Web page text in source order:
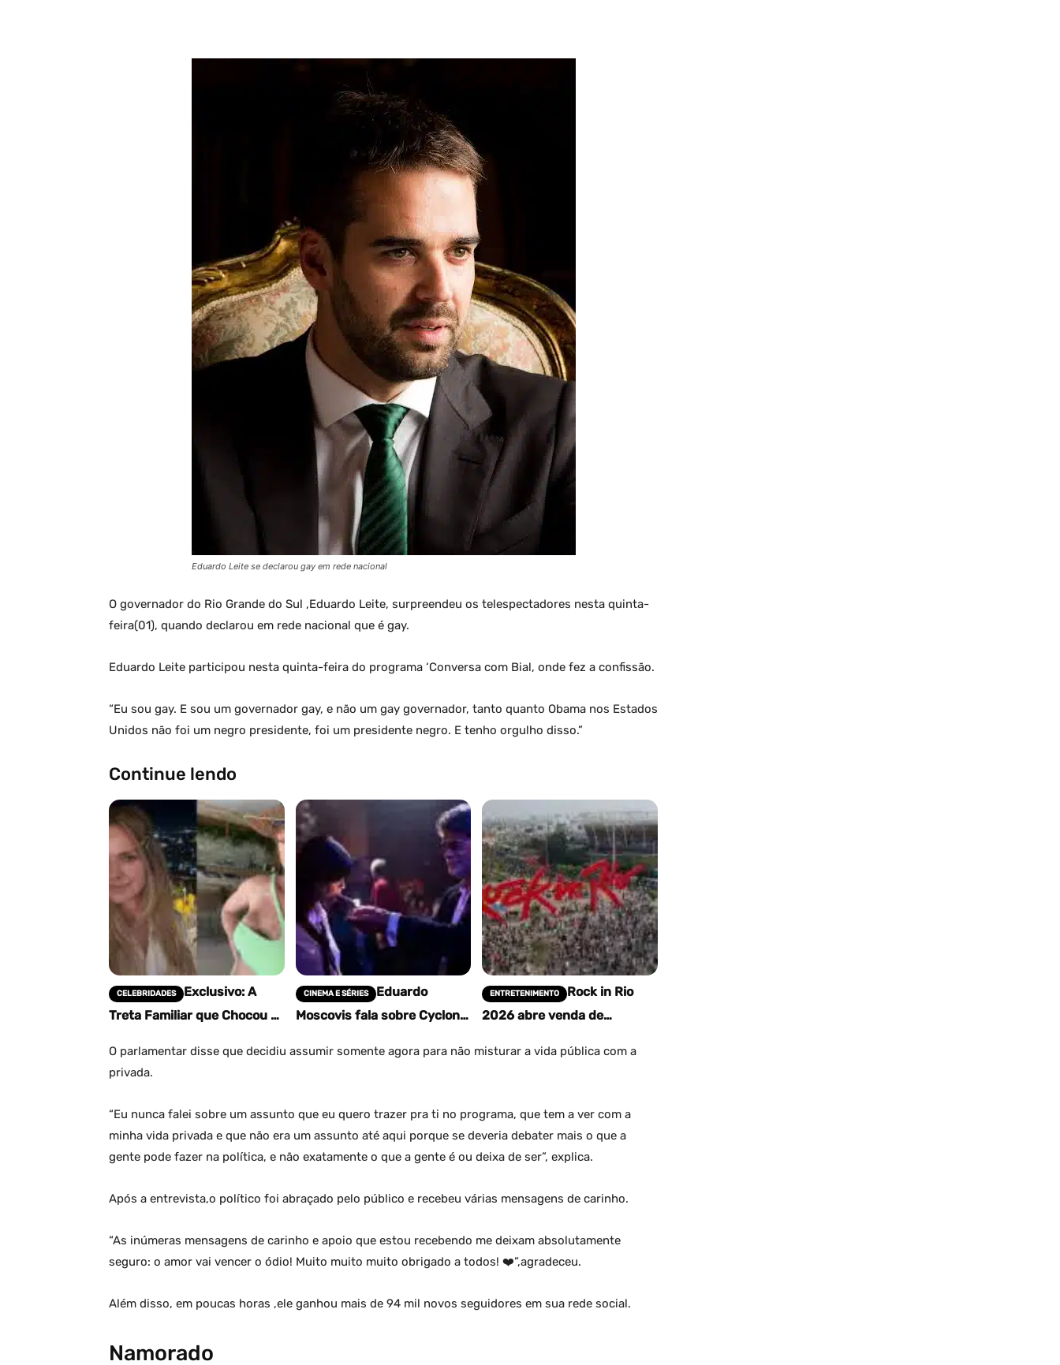
Eduardo Leite se declarou gay em rede nacional
O governador do Rio Grande do Sul ,Eduardo Leite, surpreendeu os telespectadores nesta quinta-
feira(01), quando declarou em rede nacional que é gay.
Eduardo Leite participou nesta quinta-feira do programa ‘Conversa com Bial, onde fez a confissão.
“Eu sou gay. E sou um governador gay, e não um gay governador, tanto quanto Obama nos Estados
Unidos não foi um negro presidente, foi um presidente negro. E tenho orgulho disso.”
Continue lendo
CELEBRIDADES
Exclusivo: A
Treta Familiar que Chocou o
Birkheuer Acusa Mãe de
Agressão e Mentiras,…
CINEMA E SÉRIES
Eduardo
Moscovis fala sobre Cyclone
projeto de 2026
ENTRETENIMENTO
Rock in Rio
2026 abre venda de
como comprar
O parlamentar disse que decidiu assumir somente agora para não misturar a vida pública com a
privada.
“Eu nunca falei sobre um assunto que eu quero trazer pra ti no programa, que tem a ver com a
minha vida privada e que não era um assunto até aqui porque se deveria debater mais o que a
gente pode fazer na política, e não exatamente o que a gente é ou deixa de ser”, explica.
Após a entrevista,o político foi abraçado pelo público e recebeu várias mensagens de carinho.
“As inúmeras mensagens de carinho e apoio que estou recebendo me deixam absolutamente
seguro: o amor vai vencer o ódio! Muito muito muito obrigado a todos! ❤️”,agradeceu.
Além disso, em poucas horas ,ele ganhou mais de 94 mil novos seguidores em sua rede social.
Namorado